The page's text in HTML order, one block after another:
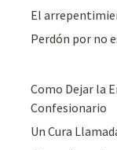
El
Perdón por no
Como Dejar la
Confesionario
Un Cura